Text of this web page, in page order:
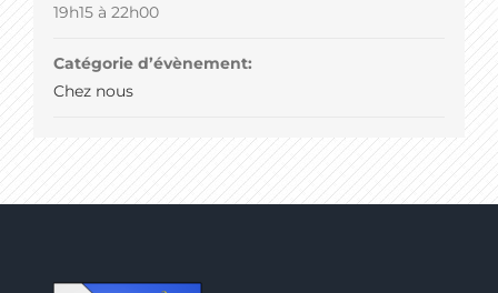
19h15 à 22h00
Catégorie d’évènement:
Chez nous